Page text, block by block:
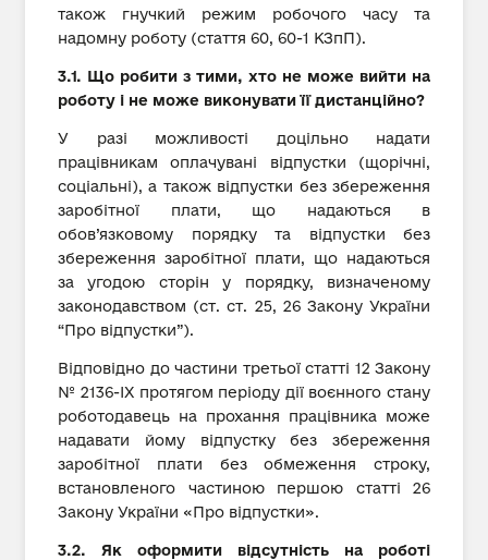
також гнучкий режим робочого часу та
надомну роботу (стаття 60, 60-1 КЗпП).
3.1. Що робити з тими, хто не може вийти на
роботу і не може виконувати її дистанційно?
У разі можливості доцільно надати
працівникам оплачувані відпустки (щорічні,
соціальні), а також відпустки без збереження
заробітної плати, що надаються в
обов’язковому порядку та відпустки без
збереження заробітної плати, що надаються
за угодою сторін у порядку, визначеному
законодавством (ст. ст. 25, 26 Закону України
“Про відпустки”).
Відповідно до частини третьої статті 12 Закону
№ 2136-ІХ протягом періоду дії воєнного стану
роботодавець на прохання працівника може
надавати йому відпустку без збереження
заробітної плати без обмеження строку,
встановленого частиною першою статті 26
Закону України «Про відпустки».
3.2. Як оформити відсутність на роботі